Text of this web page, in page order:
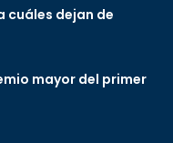
cuáles dejan de
mayor del primer